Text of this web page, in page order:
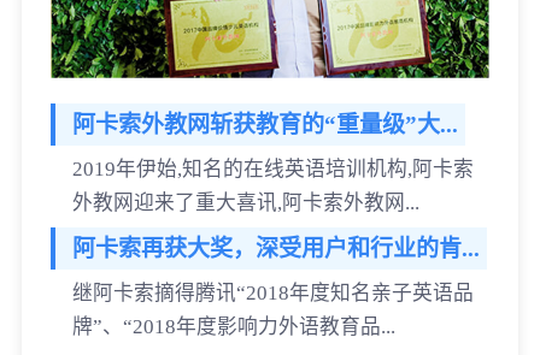
阿卡索外教网斩获教育的“重量级”大...
2019年伊始,知名的在线英语培训机构,阿卡索
外教网迎来了重大喜讯,阿卡索外教网...
阿卡索再获大奖，深受用户和行业的肯...
继阿卡索摘得腾讯“2018年度知名亲子英语品
牌”、“2018年度影响力外语教育品...